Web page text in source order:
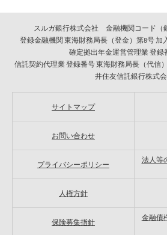
スルガ銀行株式会社 金融機関コード（
登録金融機関 東海財務局長（登金）第8号
確定拠出年金運営管理業 登
信託契約代理業 登録番号 東海財務局長（代
井住友信託銀行株式
サイトマップ
お問い合わせ
プライバシーポリシー
法人等
人権方針
保険募集指針
金融債